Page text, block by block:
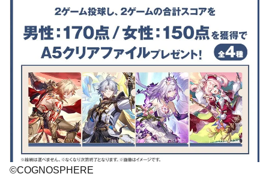
©COGNOSPHERE